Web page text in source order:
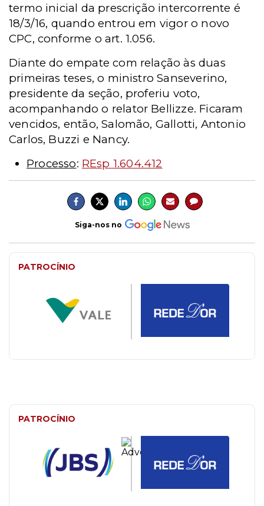
termo inicial da prescrição intercorrente é
18/3/16, quando entrou em vigor o novo
CPC, conforme o art. 1.056.
Diante do empate com relação às duas
primeiras teses, o ministro Sanseverino,
presidente da seção, proferiu voto,
acompanhando o relator Bellizze. Ficaram
vencidos, então, Salomão, Gallotti, Antonio
Carlos, Buzzi e Nancy.
Processo: REsp 1.604.412
Siga-nos no
PATROCÍNIO
PATROCÍNIO